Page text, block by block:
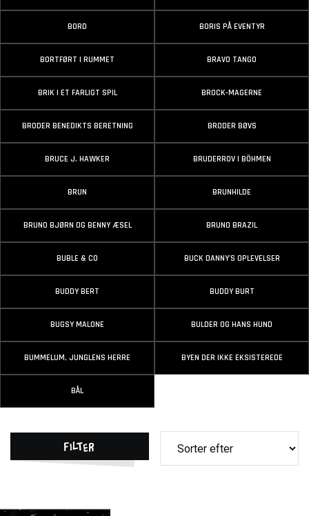
BORD BORIS PÅ EVENTYR
BORTFØRT I RUMMET BRAVO TANGO
BRIK I ET FARLIGT SPIL BROCK-MAGERNE
BRODER BENEDIKTS BERETNING BRODER BØVS
BRUCE J. HAWKER BRUDERROV I BÖHMEN
BRUN BRUNHILDE
BRUNO BJØRN OG BENNY ÆSEL BRUNO BRAZIL
BUBLE & CO BUCK DANNY'S OPLEVELSER
BUDDY BERT BUDDY BURT
BUGSY MALONE BULDER OG HANS HUND
BUMMELUM, JUNGLENS HERRE BYEN DER IKKE EKSISTEREDE
BÅL
Filter